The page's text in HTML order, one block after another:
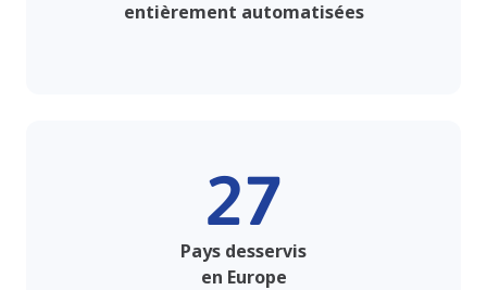
entièrement automatisées
27
Pays desservis
en Europe